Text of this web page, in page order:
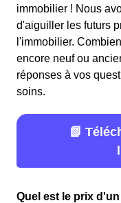
immobilier ! Nous
d'aiguiller les futurs
l'immobilier.
encore neuf ou
réponses à vos
soins.
📗
Quel est le prix